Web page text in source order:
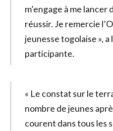
m’engage à me lancer
réussir. Je remercie
jeunesse togolaise », a
participante.
« Le constat sur le
nombre de jeunes
courent dans tous les